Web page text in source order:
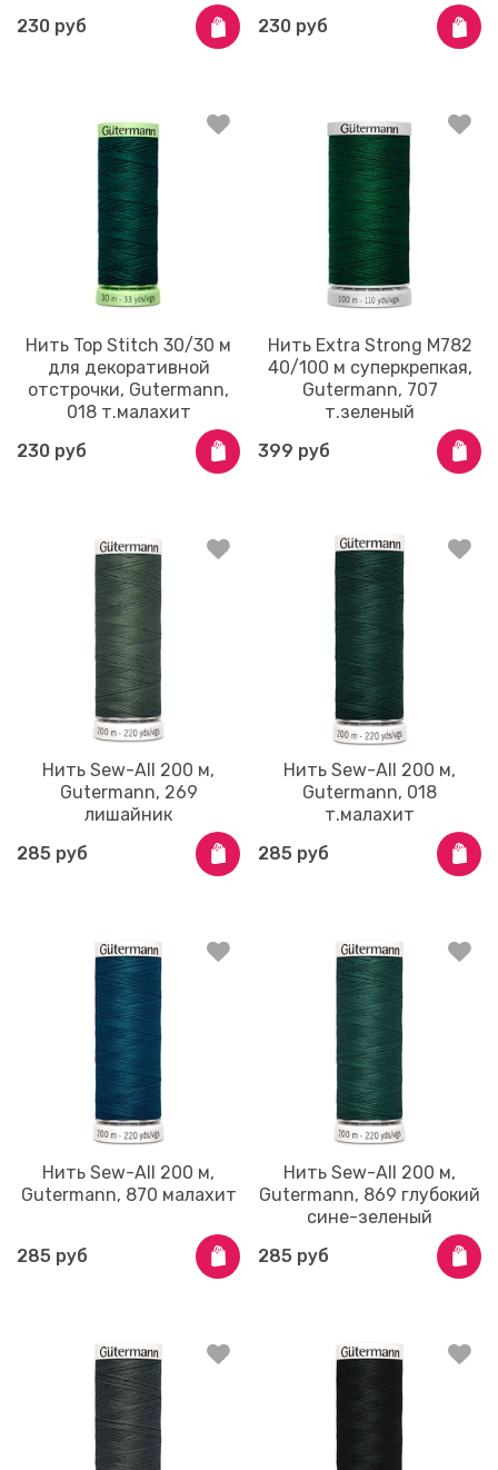
230 руб
230 руб
Нить Top Stitch 30/30 м
для декоративной
отстрочки, Gutermann,
018 т.малахит
230 руб
Нить Extra Strong M782
40/100 м суперкрепкая,
Gutermann, 707
т.зеленый
399 руб
Нить Sew-All 200 м,
Gutermann, 269
лишайник
285 руб
Нить Sew-All 200 м,
Gutermann, 018
т.малахит
285 руб
Нить Sew-All 200 м,
Gutermann, 870 малахит
285 руб
Нить Sew-All 200 м,
Gutermann, 869 глубокий
сине-зеленый
285 руб